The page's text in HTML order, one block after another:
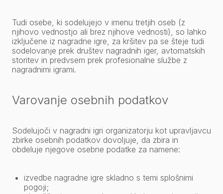
Tudi osebe, ki sodelujejo v imenu tretjih oseb (z
njihovo vednostjo ali brez njihove vednosti), so lahko
izključene iz nagradne igre, za kršitev pa se šteje tudi
sodelovanje prek društev nagradnih iger, avtomatskih
storitev in predvsem prek profesionalne službe z
nagradnimi igrami.
Varovanje osebnih podatkov
Sodelujoči v nagradni igri organizatorju kot upravljavcu
zbirke osebnih podatkov dovoljuje, da zbira in
obdeluje njegove osebne podatke za namene:
izvedbe nagradne igre skladno s temi splošnimi
pogoji;